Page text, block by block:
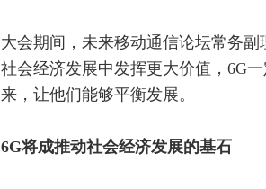
大会期间，未来移动通信论坛常务
社会经济发展中发挥更大价值，6G
来，让他们能够平衡发展。
6G将成推动社会经济发展的基石